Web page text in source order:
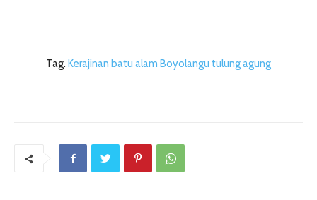
Tag. Kerajinan batu alam Boyolangu tulung agung